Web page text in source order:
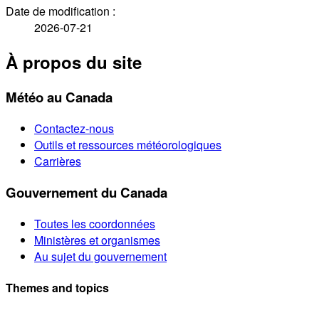
Date de modification :
2026-07-21
À propos du site
Météo au Canada
Contactez-nous
Outils et ressources météorologiques
Carrières
Gouvernement du Canada
Toutes les coordonnées
Ministères et organismes
Au sujet du gouvernement
Themes and topics